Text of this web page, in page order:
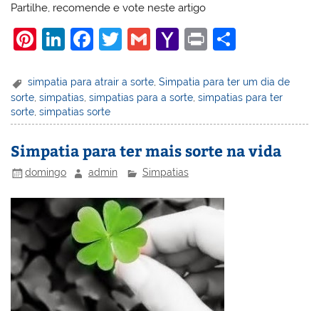
Partilhe, recomende e vote neste artigo
Pi
er
e
st
Li
k
e
dI
n
F
c
e
b
o
o
k
T
itt
er
G
ai
l
Y
h
o
o
M
ai
l
Pr
t
ar
e
simpatia para atrair a sorte,Simpatia para ter um dia de
sorte ,simpatias ,simpatias para a sorte ,simpatias para ter
sorte ,simpatias sorte
Simpatia para ter mais sorte na vida
domingo admin Simpatias